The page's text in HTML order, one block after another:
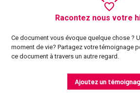
Racontez nous votre
Ce document vous évoque quelque chose ?
moment de vie? Partagez votre témoignage
ce document à travers un autre regard.
Ajoutez un